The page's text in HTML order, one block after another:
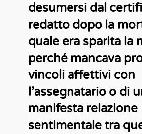
desumersi dal
redatto dopo la
quale era sparita la
perché mancava
vincoli affettivi con
l’assegnatario o di
manifesta relazione
sentimentale tra